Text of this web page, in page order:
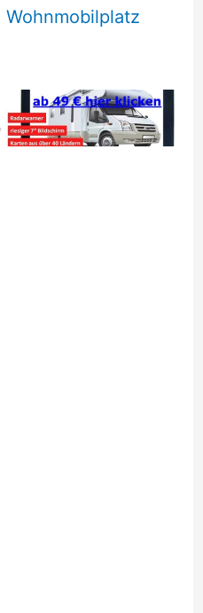
Wohnmobilplatz